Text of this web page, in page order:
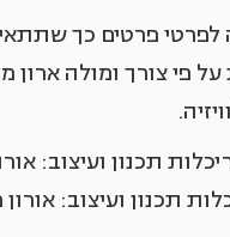
לפרטי פרטים כך
פי צורך ומולה
תכנון ועיצוב: אורון